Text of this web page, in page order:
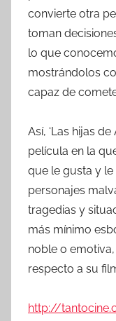
convierte otra
toman
lo que
mostrándolos
capaz de
Así, ‘Las hijas
película en la
que le gusta y
personajes
tragedias y
más mínimo
noble o
respecto a su
http://